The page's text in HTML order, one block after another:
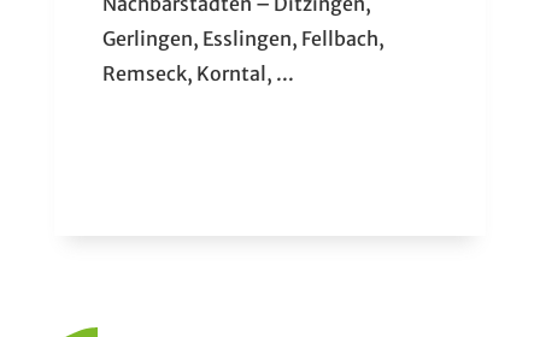
Gerlingen, Esslingen, Fellbach,
Remseck, Korntal, ...